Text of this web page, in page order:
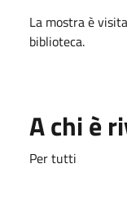
La mostra è
biblioteca.
A chi è
Per tutti